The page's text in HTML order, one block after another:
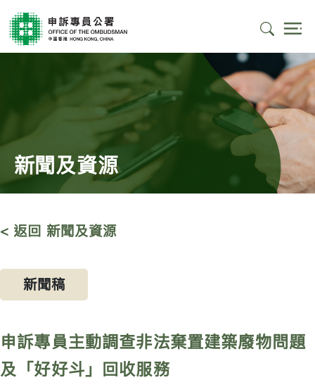
新聞及資源
< 返回 新聞及資源
新聞稿
申訴專員主動調查非法棄置建築廢物問題
及「好好斗」回收服務